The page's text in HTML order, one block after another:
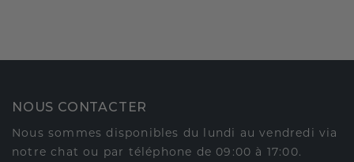
NOUS CONTACTER
Nous sommes disponibles du lundi au vendredi via
notre chat ou par téléphone de 09:00 à 17:00.